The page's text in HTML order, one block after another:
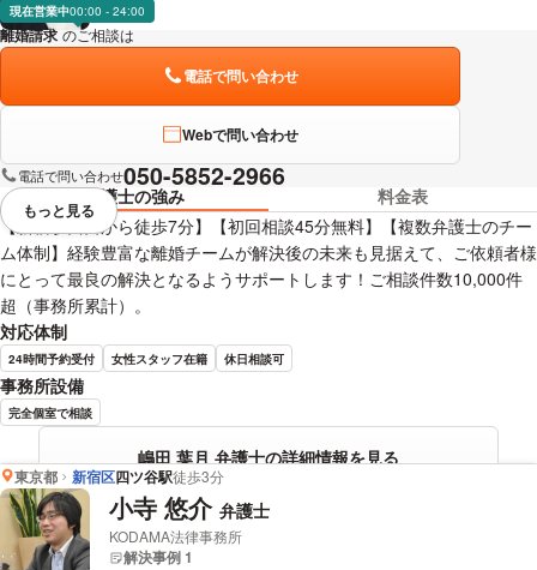
現在営業中00:00 - 24:00
離婚請求 のご相談は
電話で問い合わせ
Webで問い合わせ
電話で問い合わせ050-5852-2966
弁護士の強み
料金表
【新宿駅西口から徒歩7分】【初回相談45分無料】【複数弁護士のチー
ム体制】経験豊富な離婚チームが解決後の未来も見据えて、ご依頼者様
にとって最良の解決となるようサポートします！ご相談件数10,000件
超（事務所累計）。
対応体制
24時間予約受付 女性スタッフ在籍 休日相談可
事務所設備
完全個室で相談
嶋田 葉月 弁護士の詳細情報を見る
視覚的に省略されている要素を
もっと見る
東京都 新宿区四ツ谷駅徒歩3分
小寺 悠介 弁護士
KODAMA法律事務所
解決事例 1